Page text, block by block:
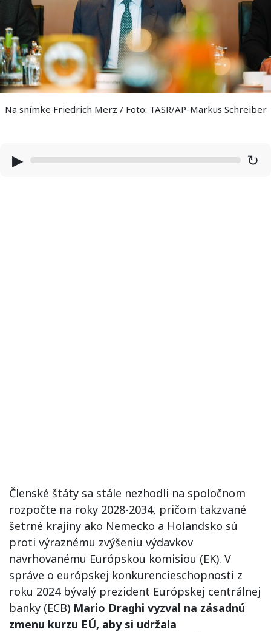
Na snímke Friedrich Merz / Foto: TASR/AP-Markus Schreiber
▶ ↻
Členské štáty sa stále nezhodli na spoločnom
rozpočte na roky 2028-2034, pričom takzvané
šetrné krajiny ako Nemecko a Holandsko sú
proti výraznému zvýšeniu výdavkov
navrhovanému Európskou komisiou (EK). V
správe o európskej konkurencieschopnosti z
roku 2024 bývalý prezident Európskej centrálnej
banky (ECB) Mario Draghi vyzval na zásadnú
zmenu kurzu EÚ, aby si udržala